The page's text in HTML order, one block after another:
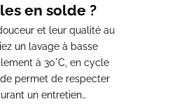
en solde ?
et leur qualité au
un lavage à basse
à 30°C, en cycle
permet de respecter
un entretien